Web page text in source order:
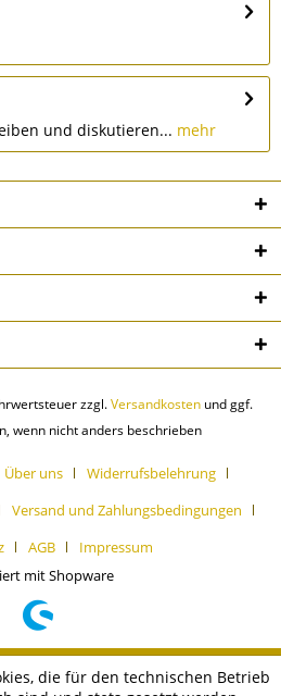
und diskutieren... mehr
zzgl.Versandkosten und ggf.
wenn nicht anders beschrieben
Über uns
Widerrufsbelehrung
Versand und Zahlungsbedingungen
AGB
Impressum
mit Shopware
die für den technischen Betrieb